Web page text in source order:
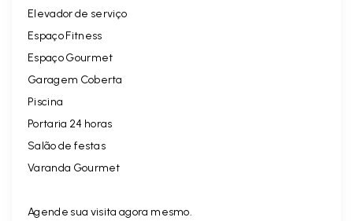
Elevador de serviço
Espaço Fitness
Espaço Gourmet
Garagem Coberta
Piscina
Portaria 24 horas
Salão de festas
Varanda Gourmet
Agende sua visita agora mesmo.